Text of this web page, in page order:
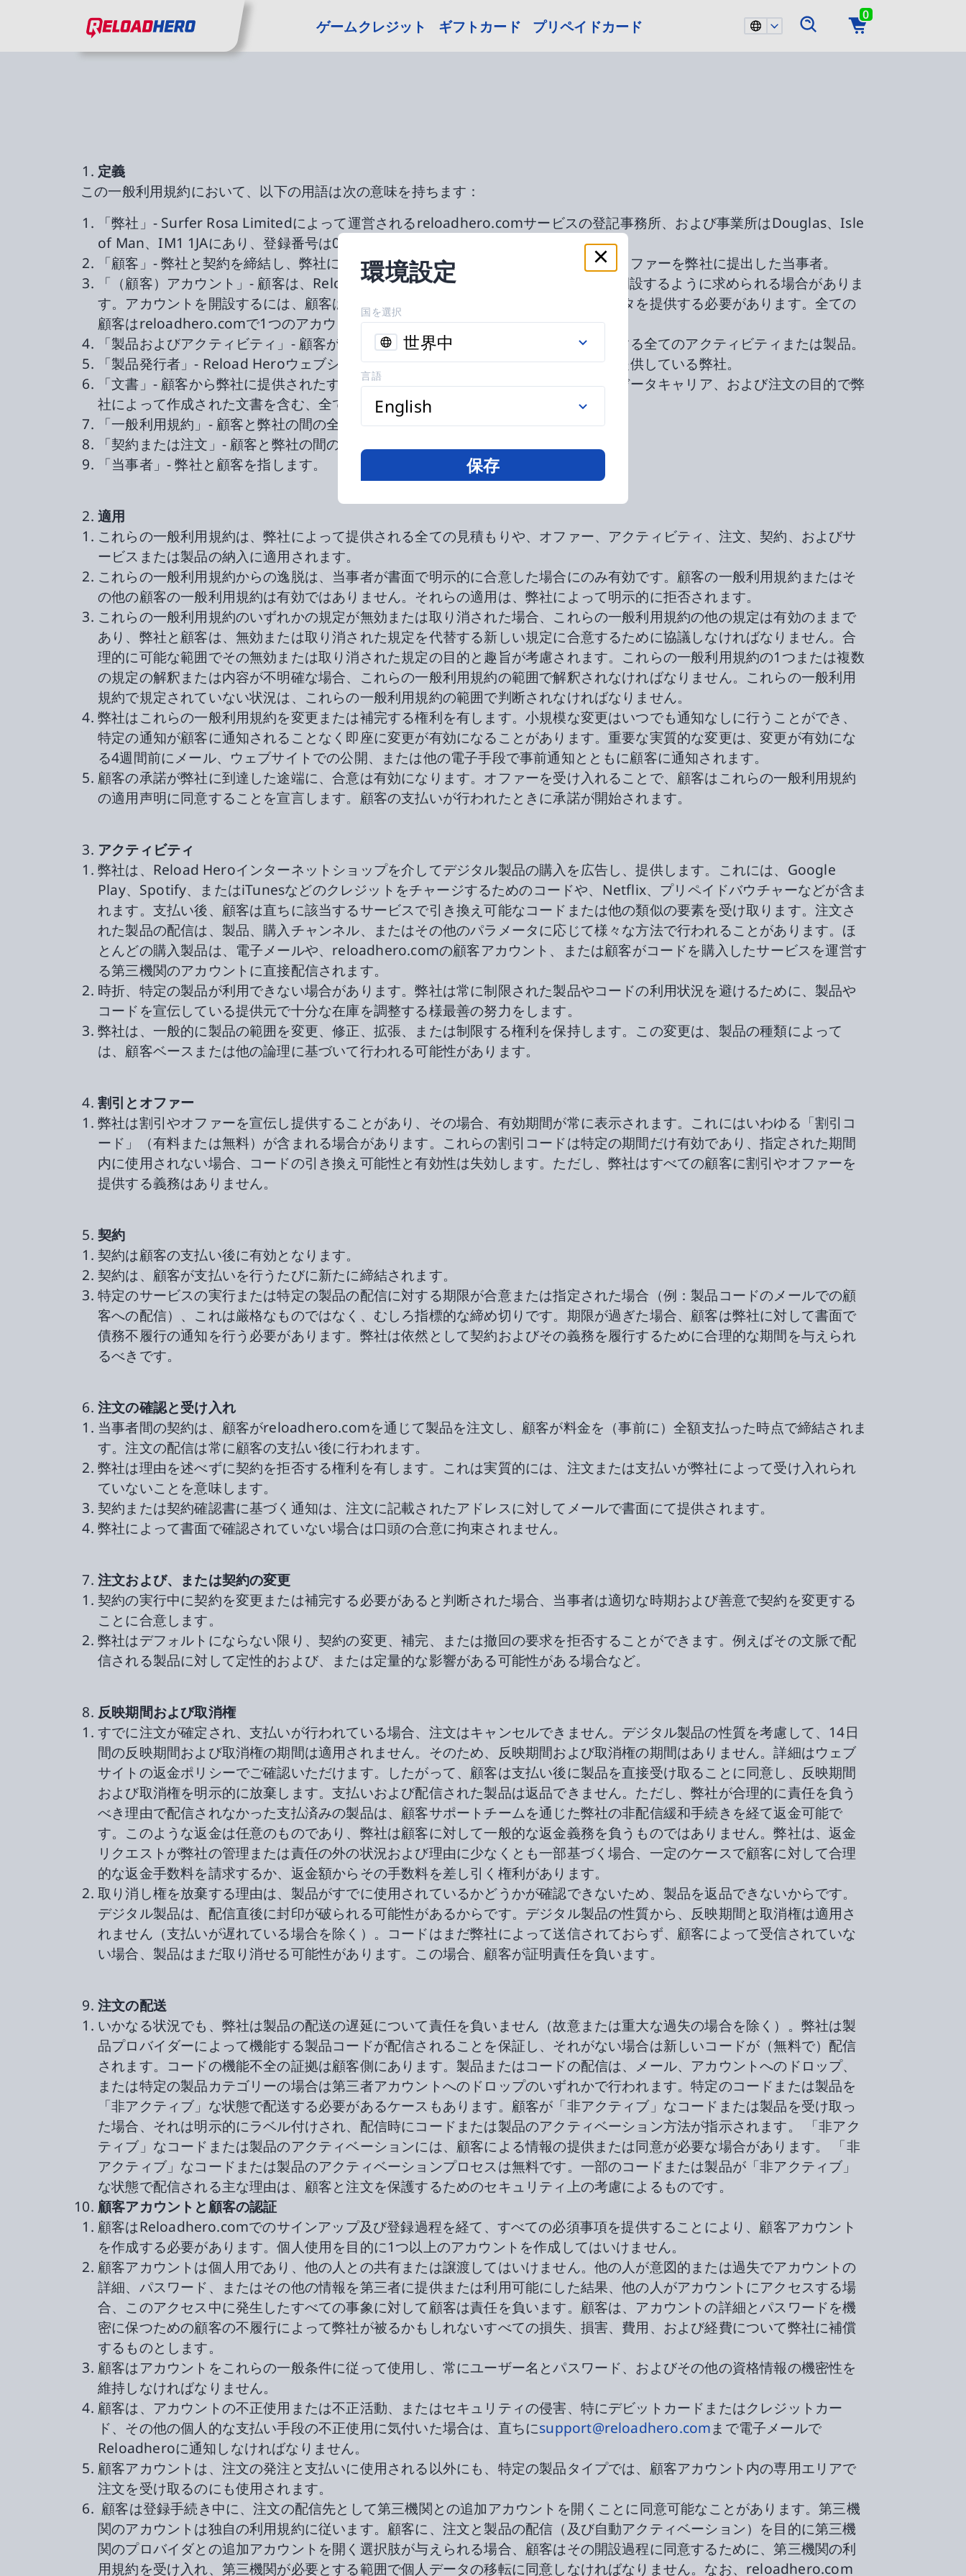
メインコンテンツへ
メインナビゲーションへ
ReloadHero: ホームページに戻る ゲームクレジット ギフトカード プリペイドカード
0
環境設定
国を選択
世界中
言語
English
保存
定義
この一般利用規約において、以下の用語は次の意味を持ちます：
「弊社」- Surfer Rosa Limitedによって運営されるreloadhero.comサービスの登記事務所、および事業所はDouglas、Isle
of Man、IM1 1JAにあり、登録番号は019064Vです。
「顧客」- 弊社と契約を締結し、弊社に注文し、これらの一般利用規約が適用されるオファーを弊社に提出した当事者。
「（顧客）アカウント」- 顧客は、Reloadhero.comで注文を行う前にアカウントを開設するように求められる場合がありま
す。アカウントを開設するには、顧客は登録過程に従い、指定された（必須の）データを提供する必要があります。全ての
顧客はreloadhero.comで1つのアカウントしか開設してはなりません。
「製品およびアクティビティ」- 顧客が注文を行うか、弊社が顧客に提供または納入する全てのアクティビティまたは製品。
「製品発行者」- Reload Heroウェブショップで広告されている製品を実際に作成し提供している弊社。
「文書」- 顧客から弊社に提供されたすべてのアイテム、文書、情報、材料、またはデータキャリア、および注文の目的で弊
社によって作成された文書を含む、全てのアイテム。
「一般利用規約」- 顧客と弊社の間の全ての契約が基づく利用規約。
「契約または注文」- 顧客と弊社の間の合意または注文確認に準拠した任意の契約。
「当事者」- 弊社と顧客を指します。
適用
これらの一般利用規約は、弊社によって提供される全ての見積もりや、オファー、アクティビティ、注文、契約、およびサ
ービスまたは製品の納入に適用されます。
これらの一般利用規約からの逸脱は、当事者が書面で明示的に合意した場合にのみ有効です。顧客の一般利用規約またはそ
の他の顧客の一般利用規約は有効ではありません。それらの適用は、弊社によって明示的に拒否されます。
これらの一般利用規約のいずれかの規定が無効または取り消された場合、これらの一般利用規約の他の規定は有効のままで
あり、弊社と顧客は、無効または取り消された規定を代替する新しい規定に合意するために協議しなければなりません。合
理的に可能な範囲でその無効または取り消された規定の目的と趣旨が考慮されます。これらの一般利用規約の1つまたは複数
の規定の解釈または内容が不明確な場合、これらの一般利用規約の範囲で解釈されなければなりません。これらの一般利用
規約で規定されていない状況は、これらの一般利用規約の範囲で判断されなければなりません。
弊社はこれらの一般利用規約を変更または補完する権利を有します。小規模な変更はいつでも通知なしに行うことができ、
特定の通知が顧客に通知されることなく即座に変更が有効になることがあります。重要な実質的な変更は、変更が有効にな
る4週間前にメール、ウェブサイトでの公開、または他の電子手段で事前通知とともに顧客に通知されます。
顧客の承諾が弊社に到達した途端に、合意は有効になります。オファーを受け入れることで、顧客はこれらの一般利用規約
の適用声明に同意することを宣言します。顧客の支払いが行われたときに承諾が開始されます。
アクティビティ
弊社は、Reload Heroインターネットショップを介してデジタル製品の購入を広告し、提供します。これには、Google
Play、Spotify、またはiTunesなどのクレジットをチャージするためのコードや、Netflix、プリペイドバウチャーなどが含ま
れます。支払い後、顧客は直ちに該当するサービスで引き換え可能なコードまたは他の類似の要素を受け取ります。注文さ
れた製品の配信は、製品、購入チャンネル、またはその他のパラメータに応じて様々な方法で行われることがあります。ほ
とんどの購入製品は、電子メールや、reloadhero.comの顧客アカウント、または顧客がコードを購入したサービスを運営す
る第三機関のアカウントに直接配信されます。
時折、特定の製品が利用できない場合があります。弊社は常に制限された製品やコードの利用状況を避けるために、製品や
コードを宣伝している提供元で十分な在庫を調整する様最善の努力をします。
弊社は、一般的に製品の範囲を変更、修正、拡張、または制限する権利を保持します。この変更は、製品の種類によって
は、顧客ベースまたは他の論理に基づいて行われる可能性があります。
割引とオファー
弊社は割引やオファーを宣伝し提供することがあり、その場合、有効期間が常に表示されます。これにはいわゆる「割引コ
ード」（有料または無料）が含まれる場合があります。これらの割引コードは特定の期間だけ有効であり、指定された期間
内に使用されない場合、コードの引き換え可能性と有効性は失効します。ただし、弊社はすべての顧客に割引やオファーを
提供する義務はありません。
契約
契約は顧客の支払い後に有効となります。
契約は、顧客が支払いを行うたびに新たに締結されます。
特定のサービスの実行または特定の製品の配信に対する期限が合意または指定された場合（例：製品コードのメールでの顧
客への配信）、これは厳格なものではなく、むしろ指標的な締め切りです。期限が過ぎた場合、顧客は弊社に対して書面で
債務不履行の通知を行う必要があります。弊社は依然として契約およびその義務を履行するために合理的な期間を与えられ
るべきです。
注文の確認と受け入れ
当事者間の契約は、顧客がreloadhero.comを通じて製品を注文し、顧客が料金を（事前に）全額支払った時点で締結されま
す。注文の配信は常に顧客の支払い後に行われます。
弊社は理由を述べずに契約を拒否する権利を有します。これは実質的には、注文または支払いが弊社によって受け入れられ
ていないことを意味します。
契約または契約確認書に基づく通知は、注文に記載されたアドレスに対してメールで書面にて提供されます。
弊社によって書面で確認されていない場合は口頭の合意に拘束されません。
注文および、または契約の変更
契約の実行中に契約を変更または補完する必要があると判断された場合、当事者は適切な時期および善意で契約を変更する
ことに合意します。
弊社はデフォルトにならない限り、契約の変更、補完、または撤回の要求を拒否することができます。例えばその文脈で配
信される製品に対して定性的および、または定量的な影響がある可能性がある場合など。
反映期間および取消権
すでに注文が確定され、支払いが行われている場合、注文はキャンセルできません。デジタル製品の性質を考慮して、14日
間の反映期間および取消権の期間は適用されません。そのため、反映期間および取消権の期間はありません。詳細はウェブ
サイトの返金ポリシーでご確認いただけます。したがって、顧客は支払い後に製品を直接受け取ることに同意し、反映期間
および取消権を明示的に放棄します。支払いおよび配信された製品は返品できません。ただし、弊社が合理的に責任を負う
べき理由で配信されなかった支払済みの製品は、顧客サポートチームを通じた弊社の非配信緩和手続きを経て返金可能で
す。このような返金は任意のものであり、弊社は顧客に対して一般的な返金義務を負うものではありません。弊社は、返金
リクエストが弊社の管理または責任の外の状況および理由に少なくとも一部基づく場合、一定のケースで顧客に対して合理
的な返金手数料を請求するか、返金額からその手数料を差し引く権利があります。
取り消し権を放棄する理由は、製品がすでに使用されているかどうかが確認できないため、製品を返品できないからです。
デジタル製品は、配信直後に封印が破られる可能性があるからです。デジタル製品の性質から、反映期間と取消権は適用さ
れません（支払いが遅れている場合を除く）。コードはまだ弊社によって送信されておらず、顧客によって受信されていな
い場合、製品はまだ取り消せる可能性があります。この場合、顧客が証明責任を負います。
注文の配送
いかなる状況でも、弊社は製品の配送の遅延について責任を負いません（故意または重大な過失の場合を除く）。弊社は製
品プロバイダーによって機能する製品コードが配信されることを保証し、それがない場合は新しいコードが（無料で）配信
されます。コードの機能不全の証拠は顧客側にあります。製品またはコードの配信は、メール、アカウントへのドロップ、
または特定の製品カテゴリーの場合は第三者アカウントへのドロップのいずれかで行われます。特定のコードまたは製品を
「非アクティブ」な状態で配送する必要があるケースもあります。顧客が「非アクティブ」なコードまたは製品を受け取っ
た場合、それは明示的にラベル付けされ、配信時にコードまたは製品のアクティベーション方法が指示されます。 「非アク
ティブ」なコードまたは製品のアクティベーションには、顧客による情報の提供または同意が必要な場合があります。 「非
アクティブ」なコードまたは製品のアクティベーションプロセスは無料です。一部のコードまたは製品が「非アクティブ」
な状態で配信される主な理由は、顧客と注文を保護するためのセキュリティ上の考慮によるものです。
顧客アカウントと顧客の認証
顧客はReloadhero.comでのサインアップ及び登録過程を経て、すべての必須事項を提供することにより、顧客アカウント
を作成する必要があります。個人使用を目的に1つ以上のアカウントを作成してはいけません。
顧客アカウントは個人用であり、他の人との共有または譲渡してはいけません。他の人が意図的または過失でアカウントの
詳細、パスワード、またはその他の情報を第三者に提供または利用可能にした結果、他の人がアカウントにアクセスする場
合、このアクセス中に発生したすべての事象に対して顧客は責任を負います。顧客は、アカウントの詳細とパスワードを機
密に保つための顧客の不履行によって弊社が被るかもしれないすべての損失、損害、費用、および経費について弊社に補償
するものとします。
顧客はアカウントをこれらの一般条件に従って使用し、常にユーザー名とパスワード、およびその他の資格情報の機密性を
維持しなければなりません。
顧客は、アカウントの不正使用または不正活動、またはセキュリティの侵害、特にデビットカードまたはクレジットカー
ド、その他の個人的な支払い手段の不正使用に気付いた場合は、直ちにsupport@reloadhero.comまで電子メールで
Reloadheroに通知しなければなりません。
顧客アカウントは、注文の発注と支払いに使用される以外にも、特定の製品タイプでは、顧客アカウント内の専用エリアで
注文を受け取るのにも使用されます。
顧客は登録手続き中に、注文の配信先として第三機関との追加アカウントを開くことに同意可能なことがあります。第三機
関のアカウントは独自の利用規約に従います。顧客に、注文と製品の配信（及び自動アクティベーション）を目的に第三機
関のプロバイダとの追加アカウントを開く選択肢が与えられる場合、顧客はその開設過程に同意するために、第三機関の利
用規約を受け入れ、第三機関が必要とする範囲で個人データの移転に同意しなければなりません。なお、reloadhero.com